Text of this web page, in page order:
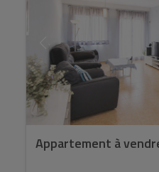
Appartement à